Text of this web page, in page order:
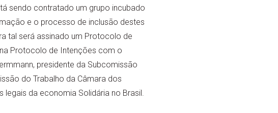
sendo contratado um grupo incubado
e o processo de inclusão destes
tal será assinado um Protocolo de
Protocolo de Intenções com o
presidente da Subcomissão
do Trabalho da Câmara dos
da economia Solidária no Brasil.